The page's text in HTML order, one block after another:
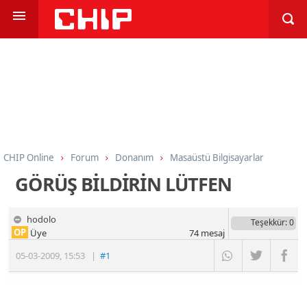
CHIP Online Forum Donanım Masaüstü Bilgisayarlar
GÖRÜŞ BİLDİRİN LÜTFEN
hodolo
05-03-2009, 15:53 |#1
OP Üye
Teşekkür: 0
74mesaj